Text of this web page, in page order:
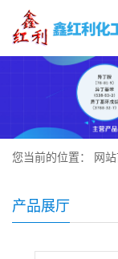
您当前的位置： 网
产品展厅